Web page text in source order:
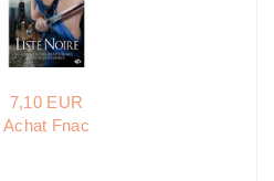
7,10 EUR
Achat Fnac